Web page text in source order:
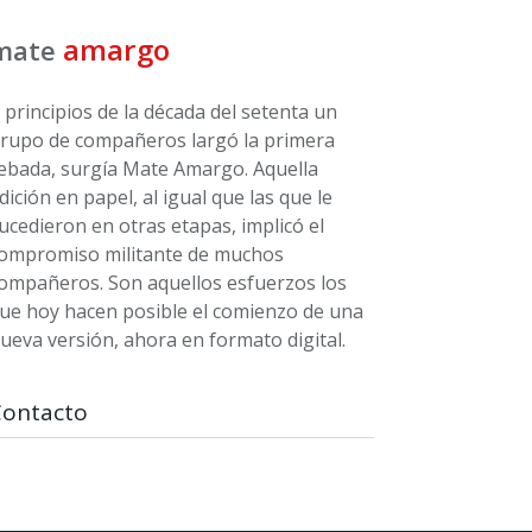
amargo
principios de la década del setenta un
de compañeros largó la primera
surgía Mate Amargo. Aquella
en papel, al igual que las que le
en otras etapas, implicó el
militante de muchos
Son aquellos esfuerzos los
hoy hacen posible el comienzo de una
versión, ahora en formato digital.